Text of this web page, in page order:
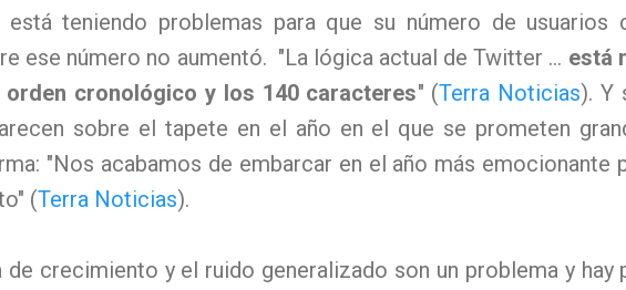
está teniendo problemas para que su número de usuarios
ese número no aumentó. "La lógica actual de Twitter ... está
orden cronológico y los 140 caracteres" (Terra Noticias). Y
sobre el tapete en el año en el que se prometen
"Nos acabamos de embarcar en el año más emocionante
(Terra Noticias).
de crecimiento y el ruido generalizado son un problema y hay